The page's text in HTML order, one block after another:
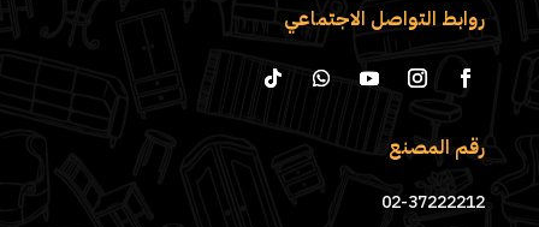
روابط التواصل الاجتماعي
رقم المصنع
02-37222212